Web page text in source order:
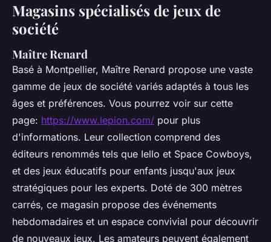
Magasins spécialisés de jeux de
société
Maître Renard
Basé à Montpellier, Maître Renard propose une vaste
gamme de jeux de société variés adaptés à tous les
âges et préférences. Vous pourrez voir sur cette
page: https://www.lepion.com/ pour plus
d'informations. Leur collection comprend des
éditeurs renommés tels que Iello et Space Cowboys,
et des jeux éducatifs pour enfants jusqu'aux jeux
stratégiques pour les experts. Doté de 300 mètres
carrés, ce magasin propose des événements
hebdomadaires et un espace convivial pour découvrir
de nouveaux jeux. Les amateurs peuvent également